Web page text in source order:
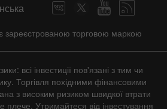
зареєстрованою торговою маркою
всі інвестиції пов'язані з тим чи
Торгівля похідними фінансовими
з високим ризиком швидкої втрати
плече. Утримайтеся від інвестування